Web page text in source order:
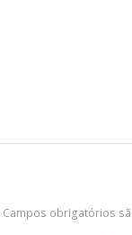
Campos obrigatórios